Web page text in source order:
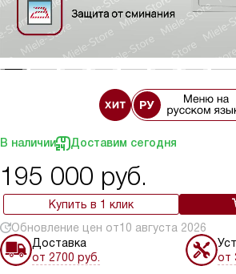
В наличии Доставим сегодня
195 000 руб.
Купить в 1 клик
Обновление цен от10 августа 2026
Доставка
от 2700 руб.
от